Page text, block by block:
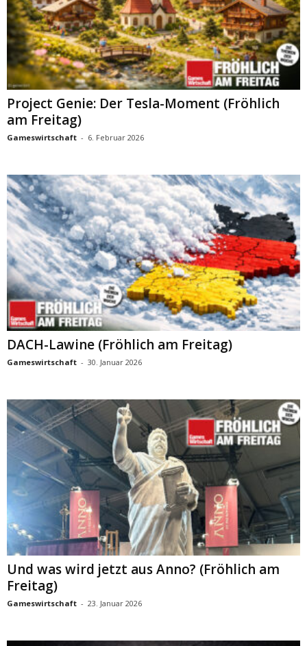
Project Genie: Der Tesla-Moment (Fröhlich
am Freitag)
Gameswirtschaft - 6. Februar 2026
DACH-Lawine (Fröhlich am Freitag)
Gameswirtschaft - 30. Januar 2026
Und was wird jetzt aus Anno? (Fröhlich am
Freitag)
Gameswirtschaft - 23. Januar 2026